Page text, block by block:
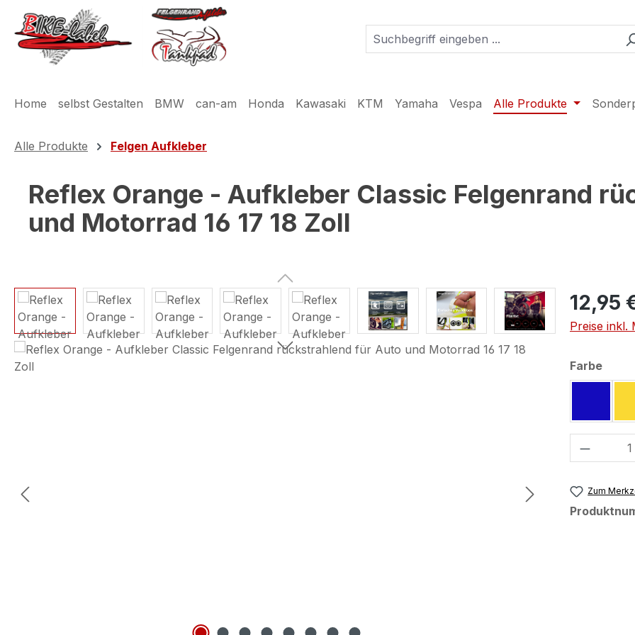
Hauptinhalt springen
Zur Suche springen
Zur Hauptnavigation springen
Home selbst Gestalten BMW can-am Honda Kawasaki KTM Yamaha Vespa Alle Produkte
Alle Produkte Felgen Aufkleber
Reflex Orange - Aufkleber Classic Felgenrand
und Motorrad 16 17 18 Zoll
Bildergalerie überspringen 12,95
Preise inkl.
Farbe
Zum